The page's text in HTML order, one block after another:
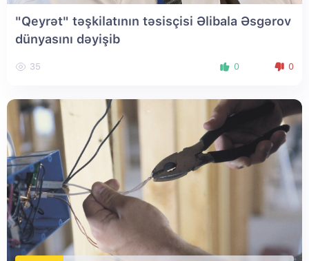
"Qeyrət" təşkilatının təsisçisi Əlibala Əsgərov
dünyasını dəyişib
35 0 0